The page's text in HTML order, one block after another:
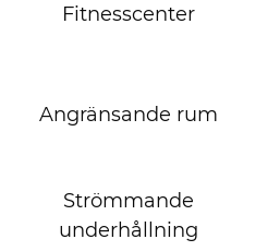
Fitnesscenter
Angränsande rum
Strömmande
underhållning